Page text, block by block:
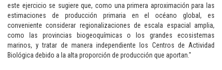
este ejercicio se sugiere que, como una primera aproximación para las
estimaciones de producción primaria en el océano global, es
conveniente considerar regionalizaciones de escala espacial amplia,
como las provincias biogeoquímicas o los grandes ecosistemas
marinos, y tratar de manera independiente los Centros de Actividad
Biológica debido a la alta proporción de producción que aportan."